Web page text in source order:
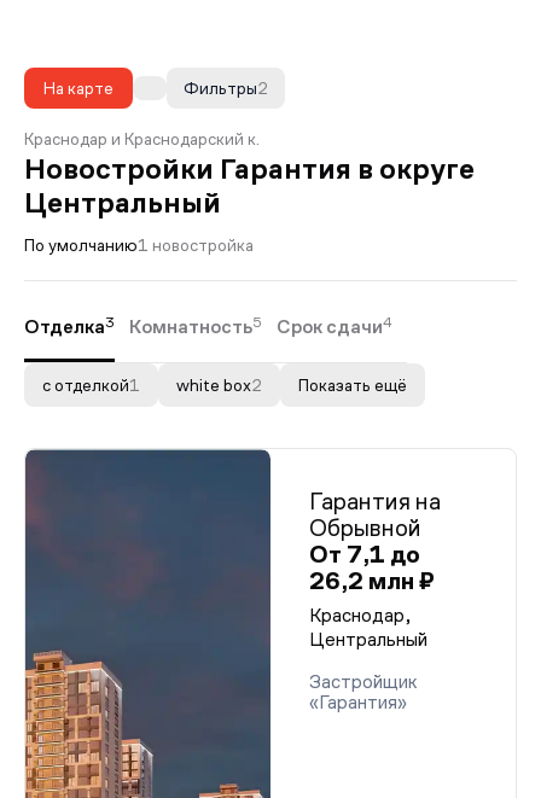
На карте 2
Фильтры
Краснодар и Краснодарский к.
Новостройки Гарантия в округе
Центральный
По умолчанию1 новостройка
Отделка3 Комнатность5 Срок сдачи4
с отделкой1 white box2 Показать ещё
Гарантия на
Обрывной
От 7,1 до
26,2 млн ₽
Краснодар,
Центральный
Застройщик
«Гарантия»